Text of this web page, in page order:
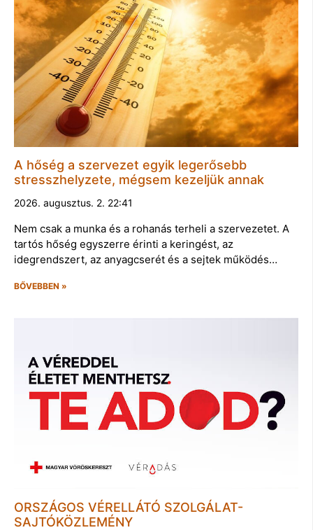
A hőség a szervezet egyik legerősebb
stresszhelyzete, mégsem kezeljük annak
2026. augusztus. 2. 22:41
Nem csak a munka és a rohanás terheli a szervezetet. A
tartós hőség egyszerre érinti a keringést, az
idegrendszert, az anyagcserét és a sejtek működés…
BŐVEBBEN »
ORSZÁGOS VÉRELLÁTÓ SZOLGÁLAT-
SAJTÓKÖZLEMÉNY